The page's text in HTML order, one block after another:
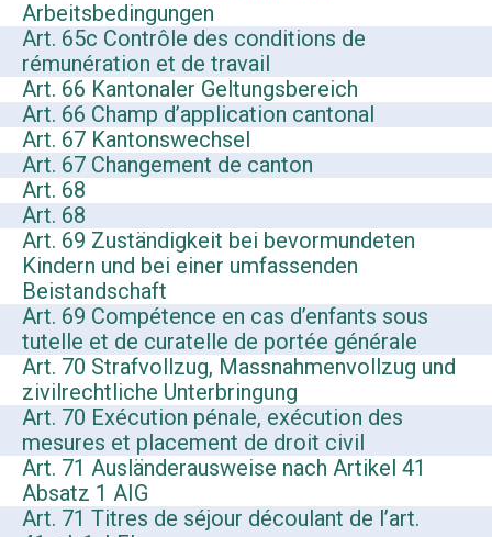
Arbeitsbedingungen
Art. 65c Contrôle des conditions de
rémunération et de travail
Art. 66 Kantonaler Geltungsbereich
Art. 66 Champ d’application cantonal
Art. 67 Kantonswechsel
Art. 67 Changement de canton
Art. 68
Art. 68
Art. 69 Zuständigkeit bei bevormundeten
Kindern und bei einer umfassenden
Beistandschaft
Art. 69 Compétence en cas d’enfants sous
tutelle et de curatelle de portée générale
Art. 70 Strafvollzug, Massnahmenvollzug und
zivilrechtliche Unterbringung
Art. 70 Exécution pénale, exécution des
mesures et placement de droit civil
Art. 71 Ausländerausweise nach Artikel 41
Absatz 1 AIG
Art. 71 Titres de séjour découlant de l’art.